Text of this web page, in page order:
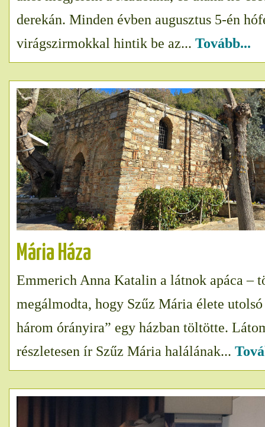
derekán. Minden évben augusztus 5-én
virágszirmokkal hintik be az... Tovább...
Mária Háza
Emmerich Anna Katalin a látnok apáca –
megálmodta, hogy Szűz Mária élete
három órányira” egy házban töltötte.
részletesen ír Szűz Mária halálának...